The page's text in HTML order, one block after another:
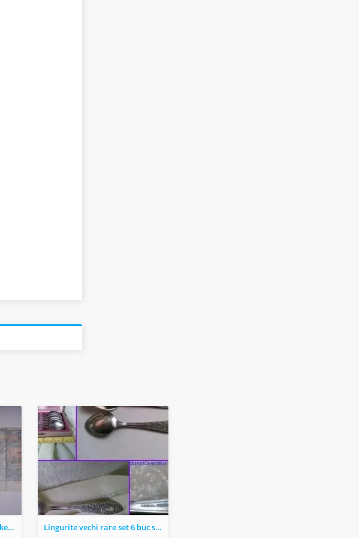
Surpriza guma de mestecat kent turbo sport #31 violet originala Lingurite vechi rare set 6 buc si Caseta originala